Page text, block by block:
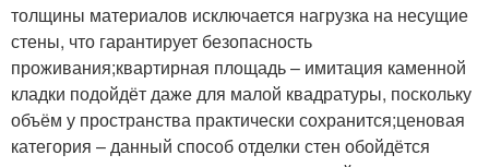
толщины материалов исключается нагрузка на несущие
стены, что гарантирует безопасность
проживания;квартирная площадь – имитация каменной
кладки подойдёт даже для малой квадратуры, поскольку
объём у пространства практически сохранится;ценовая
категория – данный способ отделки стен обойдётся